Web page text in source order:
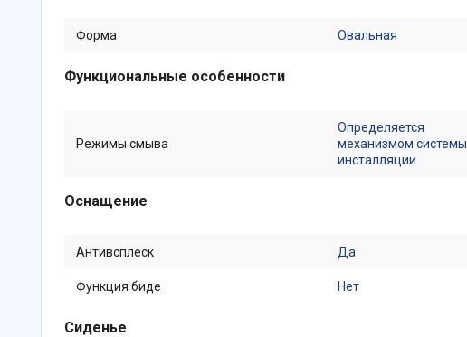
Форма Овальная
Функциональные особенности
Режимы смыва
Определяется
механизмом системы
инсталляции
Оснащение
Антивсплеск Да
Функция биде Нет
Сиденье